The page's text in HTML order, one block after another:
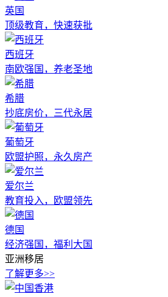
英国
顶级教育，快速获批
西班牙
南欧强国，养老圣地
希腊
抄底房价，三代永居
葡萄牙
欧盟护照，永久房产
爱尔兰
教育投入，欧盟领先
德国
经济强国，福利大国
亚洲移居
了解更多>>